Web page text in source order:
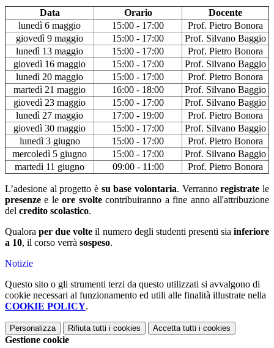
Data Orario
Docente
lunedì 6 maggio
15:00 - 17:00
Prof. Pietro Bonora
giovedì 9 maggio
15:00 - 17:00
Prof. Silvano Baggio
lunedì 13 maggio
15:00 - 17:00
Prof. Pietro Bonora
giovedì 16 maggio
15:00 - 17:00
Prof. Silvano Baggio
lunedì 20 maggio
15:00 - 17:00
Prof. Pietro Bonora
martedì 21 maggio
16:00 - 18:00
Prof. Silvano Baggio
giovedì 23 maggio
15:00 - 17:00
Prof. Silvano Baggio
lunedì 27 maggio
17:00 - 19:00
Prof. Pietro Bonora
giovedì 30 maggio
15:00 - 17:00
Prof. Silvano Baggio
lunedì 3 giugno
15:00 - 17:00
Prof. Pietro Bonora
mercoledì 5 giugno
15:00 - 17:00
Prof. Silvano Baggio
martedì 11 giugno
09:00 - 11:00 Prof. Pietro Bonora
L’adesione al progetto è su base volontaria. Verrannoregistrate le
presenze e leore svoltecontribuiranno a fine anno all'attribuzione
del credito scolastico.
Qualoraper due volte il numero degli studenti presenti siainferiore
a 10, il corso verrà sospeso.
Notizie
Questo sito o gli strumenti terzi da questo utilizzati si avvalgono di
cookie necessari al funzionamento ed utili alle finalità illustrate nella
COOKIE POLICY.
Personalizza Rifiuta tutti i cookies Accetta tutti i cookies
Gestione cookie